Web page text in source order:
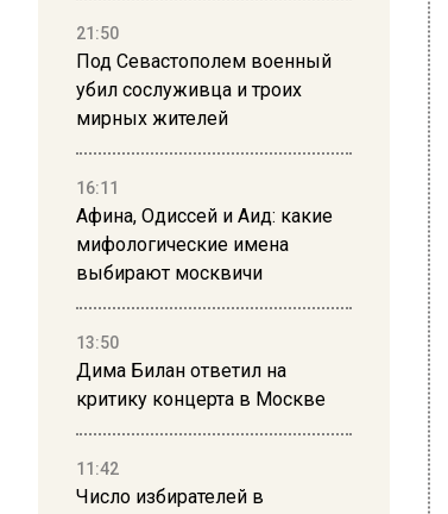
21:50
Под Севастополем военный
убил сослуживца и троих
мирных жителей
16:11
Афина, Одиссей и Аид: какие
мифологические имена
выбирают москвичи
13:50
Дима Билан ответил на
критику концерта в Москве
11:42
Число избирателей в